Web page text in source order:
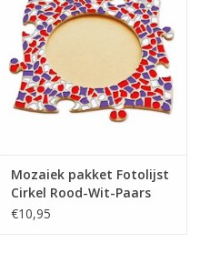
TOEVOEGEN AAN WINKELWAGEN
Mozaiek pakket Fotolijst
Cirkel Rood-Wit-Paars
€10,95